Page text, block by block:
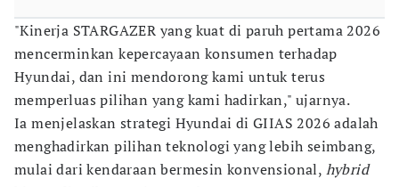
"Kinerja STARGAZER yang kuat di paruh pertama 2026
mencerminkan kepercayaan konsumen terhadap
Hyundai, dan ini mendorong kami untuk terus
memperluas pilihan yang kami hadirkan," ujarnya.
Ia menjelaskan strategi Hyundai di GIIAS 2026 adalah
menghadirkan pilihan teknologi yang lebih seimbang,
mulai dari kendaraan bermesin konvensional, hybrid